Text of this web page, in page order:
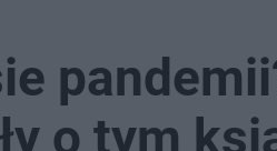
o tym